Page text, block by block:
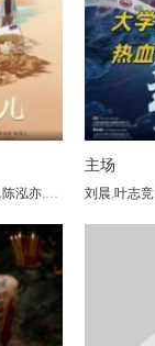
陈泓亦, ,齐芳
主场
刘晨 叶志竞,